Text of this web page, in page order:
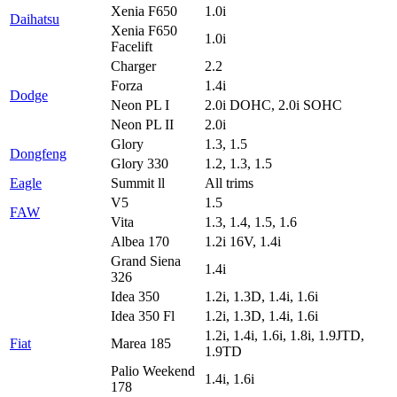
Daihatsu
Xenia F650
1.0i
Xenia F650
Facelift
1.0i
Dodge
Charger
2.2
Forza
1.4i
Neon PL I
2.0i DOHC, 2.0i SOHC
Neon PL II
2.0i
Dongfeng
Glory
1.3, 1.5
Glory 330
1.2, 1.3, 1.5
Eagle
Summit ll
All trims
FAW
V5
1.5
Vita
1.3, 1.4, 1.5, 1.6
Fiat
Albea 170
1.2i 16V, 1.4i
Grand Siena
326
1.4i
Idea 350
1.2i, 1.3D, 1.4i, 1.6i
Idea 350 Fl
1.2i, 1.3D, 1.4i, 1.6i
Marea 185
1.2i, 1.4i, 1.6i, 1.8i, 1.9JTD,
1.9TD
Palio Weekend
178
1.4i, 1.6i